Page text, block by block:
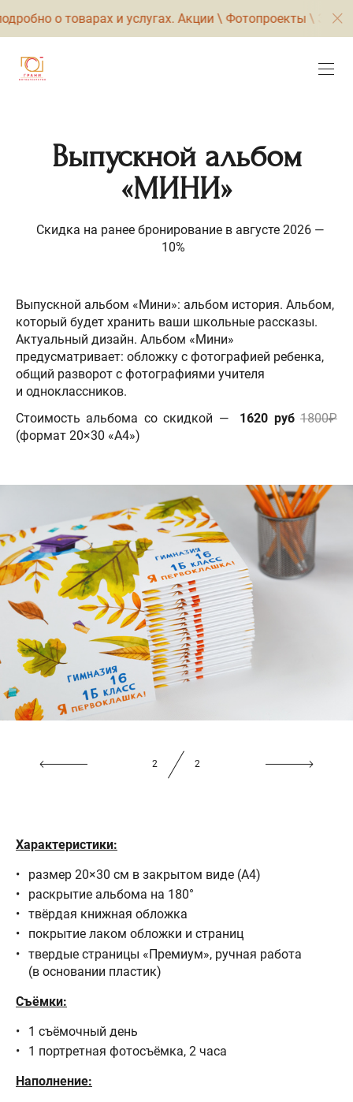
о товарах и услугах. Акции \ Фотопроекты \
Выпускной альбом
«МИНИ»
Скидка на ранее бронирование в августе 2026 —
10%
Выпускной альбом «Мини»: альбом история. Альбом,
который будет хранить ваши школьные рассказы.
Актуальный дизайн. Альбом «Мини»
предусматривает: обложку с фотографией ребенка,
общий разворот с фотографиями учителя
и одноклассников.
Стоимость альбома со скидкой — 1620 руб 1800₽
(формат 20×30 «А4»)
Характеристики:
размер 20×30 см в закрытом виде (А4)
раскрытие альбома на 180°
твёрдая книжная обложка
покрытие лаком обложки и страниц
твердые страницы «Премиум», ручная работа
(в основании пластик)
Съёмки:
1 съёмочный день
1 портретная фотосъёмка, 2 часа
Наполнение:
2 2